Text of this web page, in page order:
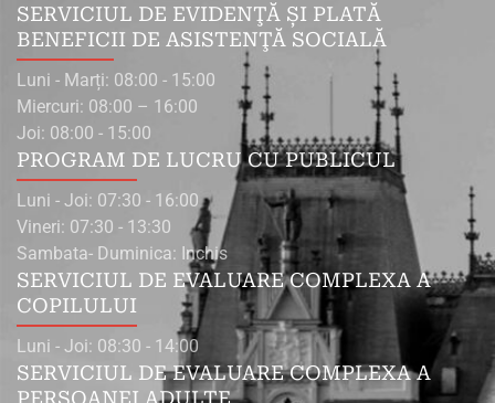
PROGRAM DE LUCRU CU PUBLICUL
Luni - Joi: 07:30 - 16:00
Vineri: 07:30 - 13:30
Sambata- Duminica: Inchis
SERVICIUL DE EVALUARE COMPLEXA A
COPILULUI
Luni - Joi: 08:30 - 14:00
SERVICIUL DE EVALUARE COMPLEXA A
PERSOANEI ADULTE
SERVICIUL DE EVIDENŢĂ ŞI PLATĂ
BENEFICII DE ASISTENŢĂ SOCIALĂ
Luni - Marți: 08:00 - 15:00
Miercuri: 08:00 – 16:00
Joi: 08:00 - 15:00